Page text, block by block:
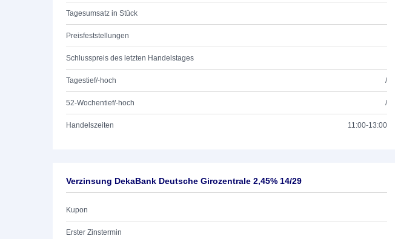
Tagesumsatz in Stück
Preisfeststellungen
Schlusspreis des letzten Handelstages
Tagestief/-hoch /
52-Wochentief/-hoch /
Handelszeiten 11:00-13:00
Verzinsung DekaBank Deutsche Girozentrale 2,45% 14/29
Kupon
Erster Zinstermin